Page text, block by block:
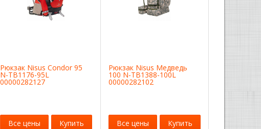
Рюкзак Nisus Condor 95
N-TB1176-95L
00000282127
Все цены Купить
Рюкзак Nisus Медведь
100 N-TB1388-100L
00000282102
Все цены Купить